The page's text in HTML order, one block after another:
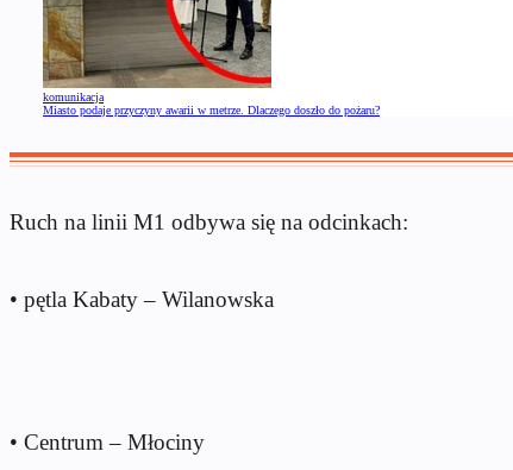
komunikacja
Miasto podaje przyczyny awarii w metrze. Dlaczego doszło do pożaru?
Ruch na linii M1 odbywa się na odcinkach:
• ⁠pętla Kabaty – Wilanowska
• ⁠Centrum – Młociny